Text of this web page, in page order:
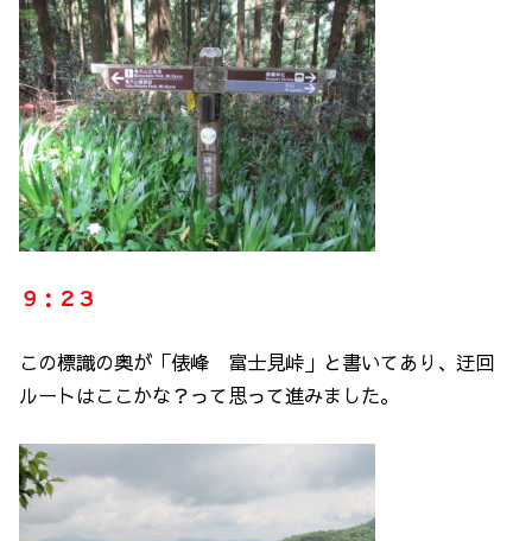
９：２３
この標識の奥が「俵峰 富士見峠」と書いてあり、迂回
ルートはここかな？って思って進みました。